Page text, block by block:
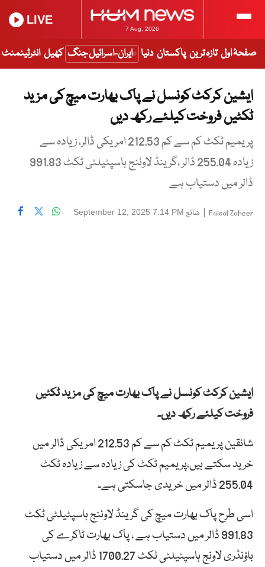
7 Aug, 2026
LIVE
صفحۂ اول تازہ ترین پاکستان دنیا ایران-اسرائیل جنگ کھیل انٹرٹینمنٹ
ایشین کرکٹ کونسل نے پاک بھارت میچ کی مزید
ٹکٹیں فروخت کیلئے رکھ دیں
پریمیم ٹکٹ کم سے کم 212.53 امریکی ڈالر، زیادہ سے
زیادہ 255.04 ڈالر ،گرینڈ لاوئنج ہاسپٹیلٹی ٹکٹ 991.83
ڈالر میں دستیاب ہے
Faisal Zaheer
| شائع September 12, 2025 7:14 PM
ایشین کرکٹ کونسل نے پاک بھارت میچ کی مزید ٹکٹیں
فروخت کیلئے رکھ دیں۔
شائقین پریمیم ٹکٹ کم سے کم 212.53 امریکی ڈالر میں
خرید سکتے ہیں،پریمیم ٹکٹ کی زیادہ سے زیادہ ٹکٹ
255.04 ڈالر میں خریدی جاسکتی ہے۔
اسی طرح پاک بھارت میچ کی گرینڈ لاوئنج ہاسپٹیلٹی ٹکٹ
991.83 ڈالر میں دستیاب ہے ، پاک بھارت ٹاکرے کی
باؤنڈری لاونج ہاسپٹیلٹی ٹکٹ 1700.27 ڈالر میں دستیاب